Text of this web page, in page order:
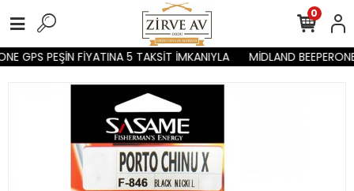
GPS PEŞİN FİYATINA 5 TAKSİT İMKANIYLA MİDLAND
0